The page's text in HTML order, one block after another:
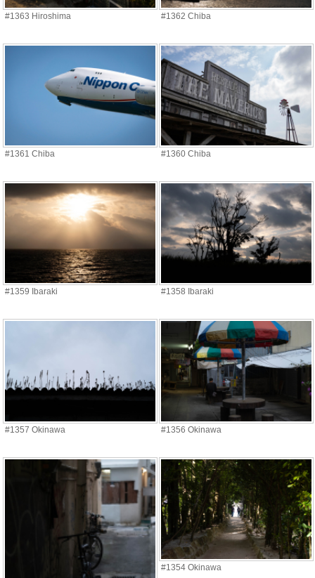
#1363 Hiroshima #1362 Chiba
#1361 Chiba #1360 Chiba
#1359 Ibaraki #1358 Ibaraki
#1357 Okinawa #1356 Okinawa
#1354 Okinawa